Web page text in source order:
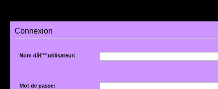
Connexion
Nom dâ€™utilisateur:
Mot de passe: